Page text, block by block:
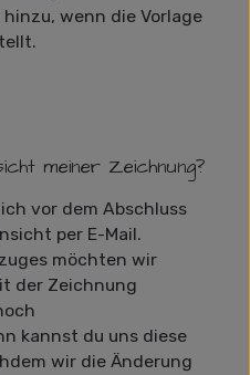
wenn die Vorlage
meiner Zeichnung?
vor dem Abschluss
per E-Mail.
möchten wir
der Zeichnung
kannst du uns diese
wir die Änderung